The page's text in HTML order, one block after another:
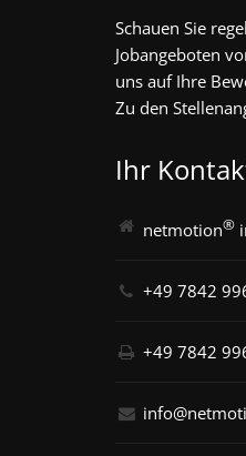
Schauen Sie
Jobangeboten
uns auf Ihre
Zu den
Ihr
netmotion®
+49 7842
+49 7842